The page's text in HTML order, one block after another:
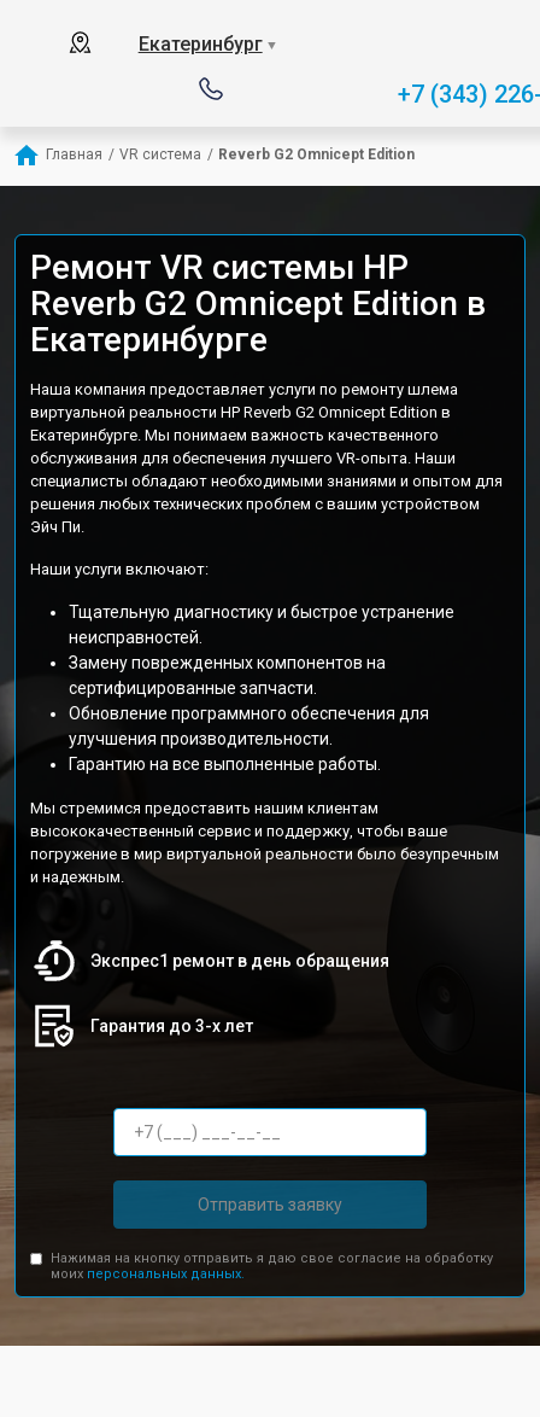
Екатеринбург ▼
+7 (343)
Главная / VR система / Reverb G2 Omnicept Edition
Ремонт VR системы HP
Reverb G2 Omnicept Edition в
Екатеринбурге
Наша компания предоставляет услуги по ремонту шлема
виртуальной реальности HP Reverb G2 Omnicept Edition в
Екатеринбурге. Мы понимаем важность качественного
обслуживания для обеспечения лучшего VR-опыта. Наши
специалисты обладают необходимыми знаниями и опытом для
решения любых технических проблем с вашим устройством
Эйч Пи.
Наши услуги включают:
Тщательную диагностику и быстрое устранение
неисправностей.
Замену поврежденных компонентов на
сертифицированные запчасти.
Обновление программного обеспечения для
улучшения производительности.
Гарантию на все выполненные работы.
Мы стремимся предоставить нашим клиентам
высококачественный сервис и поддержку, чтобы ваше
погружение в мир виртуальной реальности было безупречным
и надежным.
Экспрес1 ремонт в день обращения
Гарантия до 3-х лет
Отправить заявку
Нажимая на кнопку отправить я даю свое согласие на обработку
моих персональных данных.